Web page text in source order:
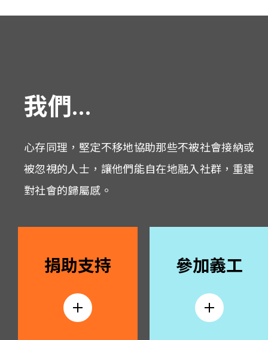
我們...
心存同理，堅定不移地協助那些不被社會接納或
被忽視的人士，讓他們能自在地融入社群，重建
對社會的歸屬感。
捐助支持 參加義工